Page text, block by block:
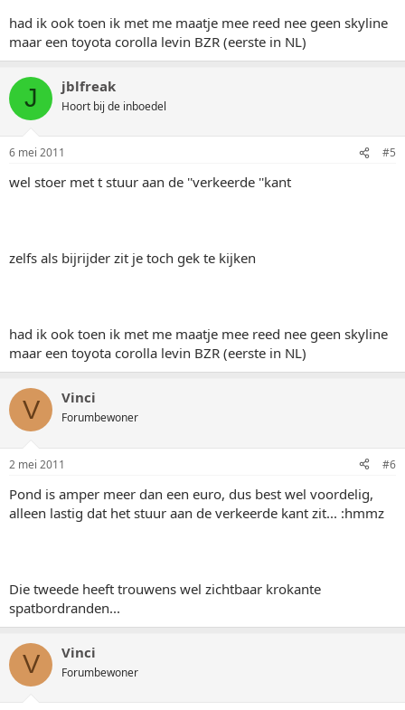
had ik ook toen ik met me maatje mee reed nee geen skyline
maar een toyota corolla levin BZR (eerste in NL)
J jblfreak
Hoort bij de inboedel
6 mei 2011 #5
wel stoer met t stuur aan de ''verkeerde ''kant
zelfs als bijrijder zit je toch gek te kijken
had ik ook toen ik met me maatje mee reed nee geen skyline
maar een toyota corolla levin BZR (eerste in NL)
V Vinci
Forumbewoner
2 mei 2011 #6
Pond is amper meer dan een euro, dus best wel voordelig,
alleen lastig dat het stuur aan de verkeerde kant zit... :hmmz
Die tweede heeft trouwens wel zichtbaar krokante
spatbordranden...
V Vinci
Forumbewoner